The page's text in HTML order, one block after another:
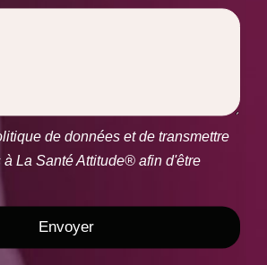
de données et de transmettre
à La Santé Attitude® afin d'être
Envoyer